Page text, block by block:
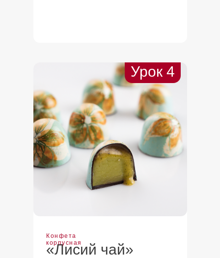
Урок 4
«Лисий чай»
Конфета
корпусная